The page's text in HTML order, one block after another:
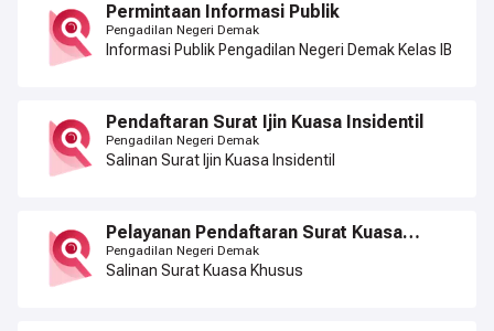
Permintaan Informasi Publik
Pengadilan Negeri Demak
Informasi Publik Pengadilan Negeri Demak Kelas IB
Pendaftaran Surat Ijin Kuasa Insidentil
Pengadilan Negeri Demak
Salinan Surat Ijin Kuasa Insidentil
Pelayanan Pendaftaran Surat Kuasa
Khusus
Pengadilan Negeri Demak
Salinan Surat Kuasa Khusus